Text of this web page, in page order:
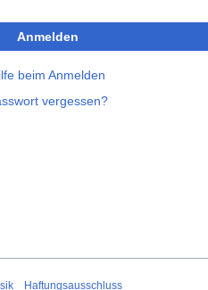
Anmelden
beim Anmelden
vergessen?
Haftungsausschluss